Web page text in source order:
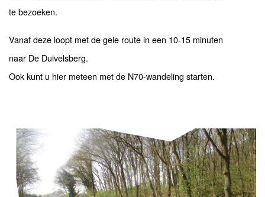
te bezoeken.
Vanaf deze loopt met de gele route in een 10-15 minuten
naar De Duivelsberg.
Ook kunt u hier meteen met de N70-wandeling starten.